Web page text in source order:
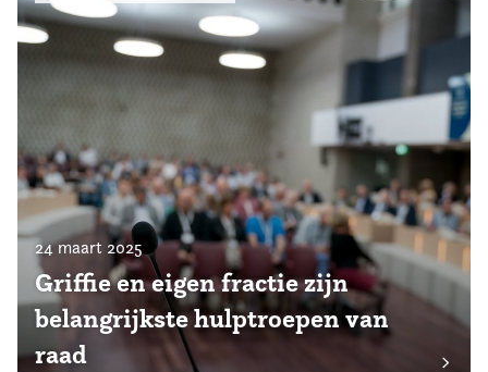
24 maart 2025
Griffie en eigen fractie zijn
belangrijkste hulptroepen van
raad